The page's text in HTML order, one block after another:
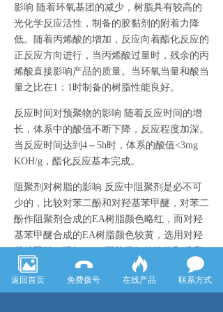
影响 随着环氧基团的减少，树脂具有较高的
光化学反应活性，制备的胶黏剂的附着力降
低。随着丙烯酸的增加，反应向着酯化反应的
正反应方向进行，当丙烯酸过量时，残余的丙
烯酸直接影响产品的质量。当环氧当量和酸当
量之比在1：1时制备的树脂性能良好。
反应时间对预聚物的影响 随着反应时间的增
长，体系中的酸值不断下降，反应程度加深。
当反应时间达到4～5h时，体系的酸值<3mg
KOH/g，酯化反应基本完成。
阻聚剂对树脂的影响 反应中阻聚剂是必不可
少的，比较对苯二酚和对羟基苯甲醚，对苯二
酚作阻聚剂合成的EA树脂颜色略红，而对羟
基苯甲醚合成的EA树脂颜色较黄，选用对羟
程度。
返回首页 免费拨号 在线产品 联系方式